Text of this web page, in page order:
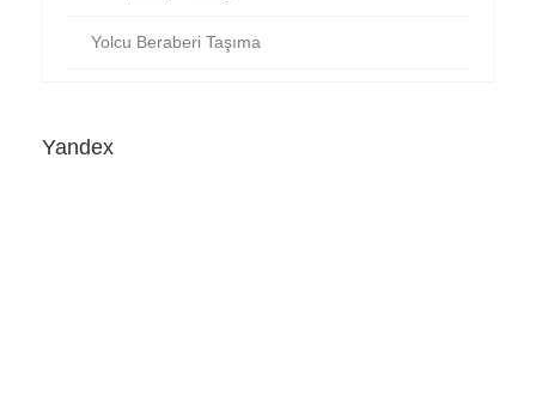
Yolcu Beraberi Taşıma
Yandex